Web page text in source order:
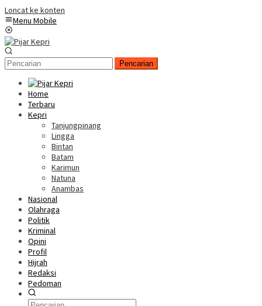
Loncat ke konten
Menu Mobile
Pencarian
Home
Terbaru
Kepri
Tanjungpinang
Lingga
Bintan
Batam
Karimun
Natuna
Anambas
Nasional
Olahraga
Politik
Kriminal
Opini
Profil
Hijrah
Redaksi
Pedoman